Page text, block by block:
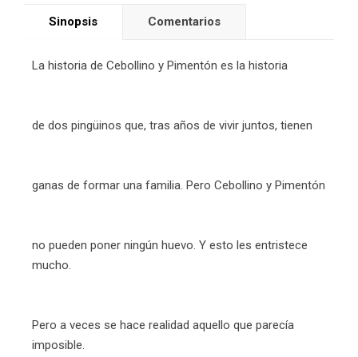
Sinopsis Comentarios
La historia de Cebollino y Pimentón es la historia
de dos pingüinos que, tras años de vivir juntos, tienen
ganas de formar una familia. Pero Cebollino y Pimentón
no pueden poner ningún huevo. Y esto les entristece
mucho.
Pero a veces se hace realidad aquello que parecía
imposible.